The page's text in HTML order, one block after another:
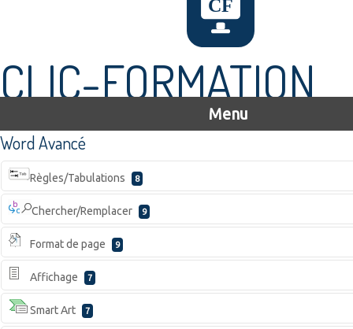
CLIC-FORMATION
Menu
Word Avancé
Règles/Tabulations 8
Chercher/Remplacer 9
Format de page 9
Affichage 7
Smart Art 7